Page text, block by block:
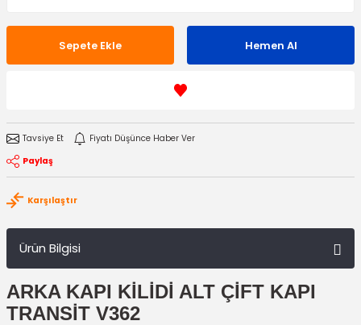
Sepete Ekle Hemen Al
Tavsiye Et
Fiyatı Düşünce Haber Ver
Paylaş
Karşılaştır
Ürün Bilgisi
ARKA KAPI KİLİDİ ALT ÇİFT KAPI
TRANSİT V362